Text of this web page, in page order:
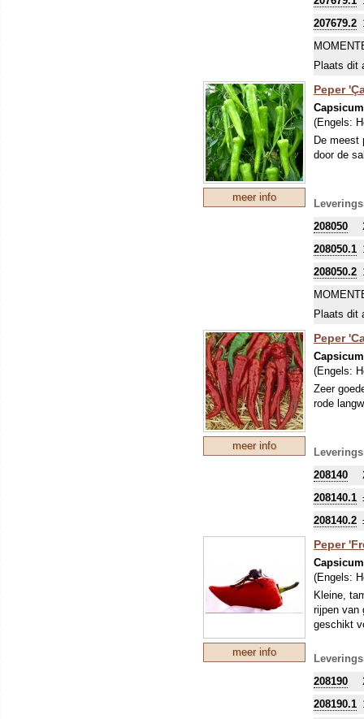
rood na
207679.2
Plaats dit
meer info
Peper
(Engels:
De meest
door de
208050
208050.1
208050.2
Plaats dit
meer info
Peper
(Engels:
Zeer
rode
208140
208140.1
208140.2
meer info
Peper
(Engels:
Kleine,
rijpen van
geschikt
208190
208190.1